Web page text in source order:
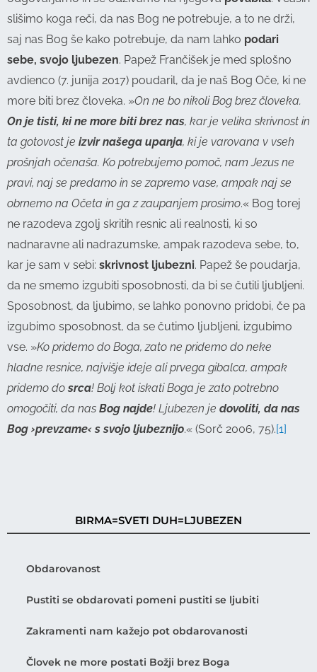
slišimo koga reči, da nas Bog ne potrebuje, a to ne drži,
saj nas Bog še kako potrebuje, da nam lahko podari
sebe, svojo ljubezen. Papež Frančišek je med splošno
avdienco (7. junija 2017) poudaril, da je naš Bog Oče, ki ne
more biti brez človeka. »On ne bo nikoli Bog brez človeka.
On je tisti, ki ne more biti brez nas, kar je velika skrivnost in
ta gotovost je izvir našega upanja, ki je varovana v vseh
prošnjah očenaša. Ko potrebujemo pomoč, nam Jezus ne
pravi, naj se predamo in se zapremo vase, ampak naj se
obrnemo na Očeta in ga z zaupanjem prosimo.« Bog torej
ne razodeva zgolj skritih resnic ali realnosti, ki so
nadnaravne ali nadrazumske, ampak razodeva sebe, to,
kar je sam v sebi: skrivnost ljubezni. Papež še poudarja,
da ne smemo izgubiti sposobnosti, da bi se čutili ljubljeni.
Sposobnost, da ljubimo, se lahko ponovno pridobi, če pa
izgubimo sposobnost, da se čutimo ljubljeni, izgubimo
vse. »Ko pridemo do Boga, zato ne pridemo do neke
hladne resnice, najvišje ideje ali prvega gibalca, ampak
pridemo dosrca! Bolj kot iskati Boga je zato potrebno
omogočiti, da nas Bog najde! Ljubezen je dovoliti, da nas
Bog ›prevzame‹ s svojo ljubeznijo.« (Sorč 2006, 75).[1]
BIRMA=SVETI DUH=LJUBEZEN
Obdarovanost
Pustiti se obdarovati pomeni pustiti se ljubiti
Zakramenti nam kažejo pot obdarovanosti
Človek ne more postati Božji brez Boga